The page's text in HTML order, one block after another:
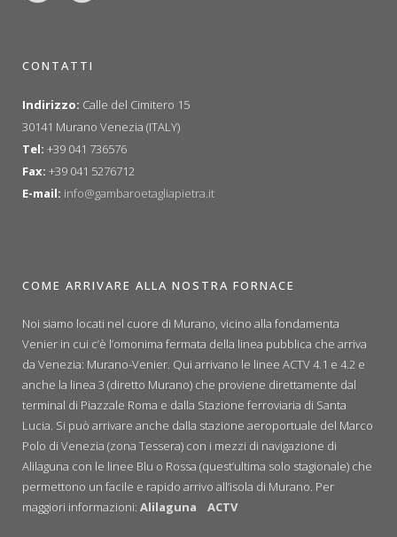
CONTATTI
Indirizzo: Calle del Cimitero 15
30141 Murano Venezia (ITALY)
Tel: +39 041 736576
Fax: +39 041 5276712
E-mail: info@gambaroetagliapietra.it
COME ARRIVARE ALLA NOSTRA FORNACE
Noi siamo locati nel cuore di Murano, vicino alla fondamenta
Venier in cui c’è l’omonima fermata della linea pubblica che arriva
da Venezia: Murano-Venier. Qui arrivano le linee ACTV 4.1 e 4.2 e
anche la linea 3 (diretto Murano) che proviene direttamente dal
terminal di Piazzale Roma e dalla Stazione ferroviaria di Santa
Lucia. Si può arrivare anche dalla stazione aeroportuale del Marco
Polo di Venezia (zona Tessera) con i mezzi di navigazione di
Alilaguna con le linee Blu o Rossa (quest’ultima solo stagionale) che
permettono un facile e rapido arrivo all’isola di Murano. Per
maggiori informazioni: Alilaguna ACTV